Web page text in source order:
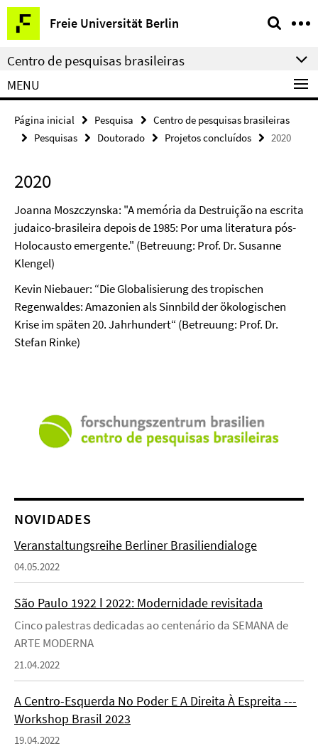
Springe
direkt
zu
Inhalt
Freie Universität Berlin
Serviço
de
navegação
Centro de pesquisas brasileiras
MENU
Página inicial Pesquisa
Centro de pesquisas brasileiras
Pesquisas
Doutorado Projetos concluídos 2020
2020
Joanna Moszczynska: "A memória da Destruição na escrita
judaico-brasileira depois de 1985: Por uma literatura pós-
Holocausto emergente." (Betreuung: Prof. Dr. Susanne
Klengel)
Kevin Niebauer: “Die Globalisierung des tropischen
Regenwaldes: Amazonien als Sinnbild der ökologischen
Krise im späten 20. Jahrhundert“ (Betreuung: Prof. Dr.
Stefan Rinke)
NOVIDADES
Veranstaltungsreihe Berliner Brasiliendialoge
04.05.2022
São Paulo 1922 ǀ 2022: Modernidade revisitada
Cinco palestras dedicadas ao centenário da SEMANA de
ARTE MODERNA
21.04.2022
A Centro-Esquerda No Poder E A Direita À Espreita ---
Workshop Brasil 2023
19.04.2022